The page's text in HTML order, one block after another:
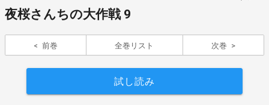
夜桜さんちの大作戦 9
前巻 全巻リスト 次巻
試し読み